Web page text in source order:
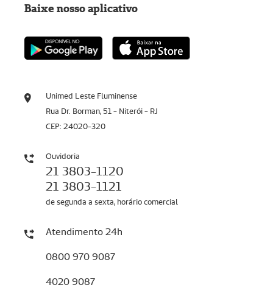
Unimed Leste Fluminense
Rua Dr. Borman, 51 - Niterói - RJ
CEP: 24020-320
Ouvidoria
21 3803-1120
21 3803-1121
de segunda a sexta, horário comercial
Atendimento 24h
0800 970 9087
4020 9087
Baixe nosso aplicativo